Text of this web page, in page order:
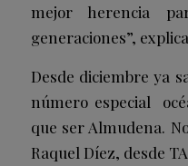
mejor herencia
generaciones”,
Desde diciembre ya
número especial
que ser Almudena.
Raquel Díez, desde